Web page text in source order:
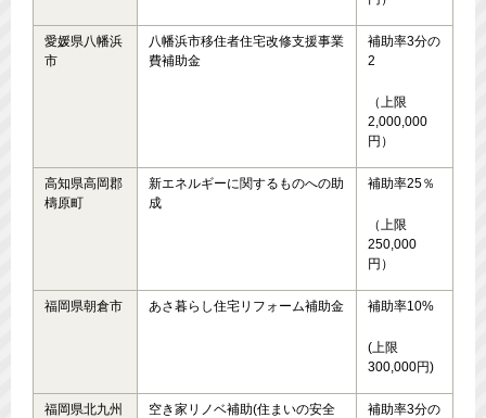
愛媛県八幡浜
市
八幡浜市移住者住宅改修支援事業
費補助金
補助率3分の
2
（上限
2,000,000
円）
高知県高岡郡
檮原町
新エネルギーに関するものへの助
成
補助率25％
（上限
250,000
円）
福岡県朝倉市 あさ暮らし住宅リフォーム補助金 補助率10%
(上限
300,000円)
福岡県北九州
空き家リノベ補助(住まいの安全
補助率3分の